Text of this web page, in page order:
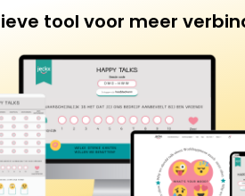
tool voor meer